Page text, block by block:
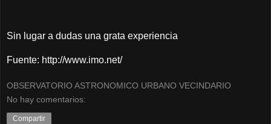
Sin lugar a dudas una grata experiencia
Fuente: http://www.imo.net/
OBSERVATORIO ASTRONOMICO URBANO VECINDARIO
No hay comentarios:
Compartir